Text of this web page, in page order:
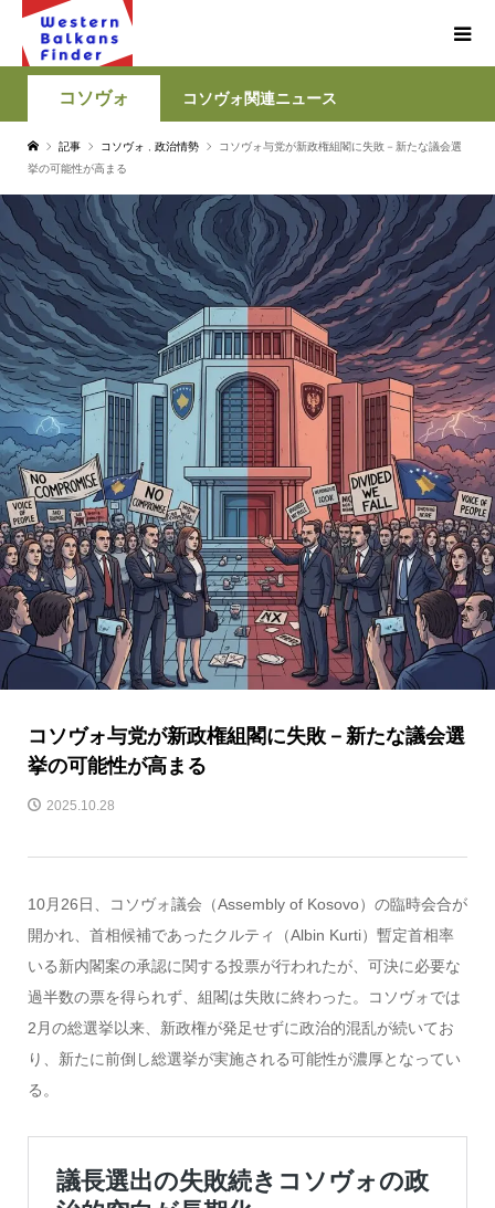
コソヴォ コソヴォ関連ニュース
記事 コソヴォ 政治情勢
コソヴォ与党が新政権組閣に失敗－新たな議会選
挙の可能性が高まる
コソヴォ与党が新政権組閣に失敗－新たな議会選
挙の可能性が高まる
2025.10.28
10月26日、コソヴォ議会（Assembly of Kosovo）の臨時会合が
開かれ、首相候補であったクルティ（Albin Kurti）暫定首相率
いる新内閣案の承認に関する投票が行われたが、可決に必要な
過半数の票を得られず、組閣は失敗に終わった。コソヴォでは
2月の総選挙以来、新政権が発足せずに政治的混乱が続いてお
り、新たに前倒し総選挙が実施される可能性が濃厚となってい
る。